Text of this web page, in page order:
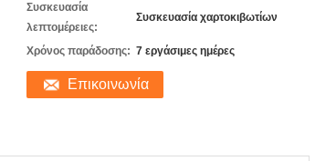
Συσκευασία
λεπτομέρειες:
Συσκευασία χαρτοκιβωτίων
Χρόνος παράδοσης: 7 εργάσιμες ημέρες
Επικοινωνία